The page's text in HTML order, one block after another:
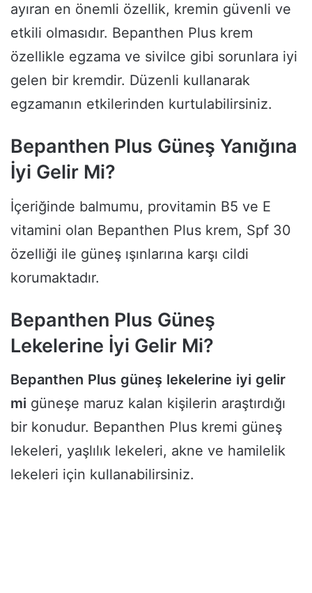
ayıran en önemli özellik, kremin güvenli ve
etkili olmasıdır. Bepanthen Plus krem
özellikle egzama ve sivilce gibi sorunlara iyi
gelen bir kremdir. Düzenli kullanarak
egzamanın etkilerinden kurtulabilirsiniz.
Bepanthen Plus Güneş Yanığına
İyi Gelir Mi?
İçeriğinde balmumu, provitamin B5 ve E
vitamini olan Bepanthen Plus krem, Spf 30
özelliği ile güneş ışınlarına karşı cildi
korumaktadır.
Bepanthen Plus Güneş
Lekelerine İyi Gelir Mi?
Bepanthen Plus güneş lekelerine iyi gelir
mi güneşe maruz kalan kişilerin araştırdığı
bir konudur. Bepanthen Plus kremi güneş
lekeleri, yaşlılık lekeleri, akne ve hamilelik
lekeleri için kullanabilirsiniz.